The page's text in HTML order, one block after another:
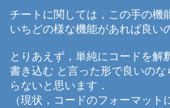
チートに関しては，この手の機
いちどの様な機能があれば良い
とりあえず，単純にコードを解
書き込む と言った形で良いの
らないと思います．
（現状，コードのフォーマッ